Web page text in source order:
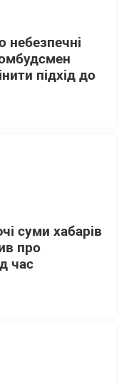
небезпечні
омбудсмен
підхід до
суми хабарів
про
час